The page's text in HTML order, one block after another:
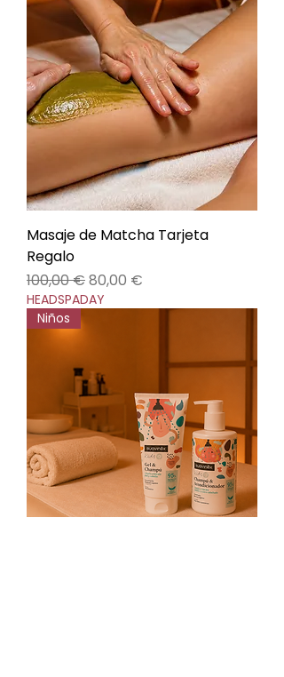
Masaje de Matcha Tarjeta
Regalo
Precio
100,00 €Precio de oferta
80,00 €
HEADSPADAY
Niños